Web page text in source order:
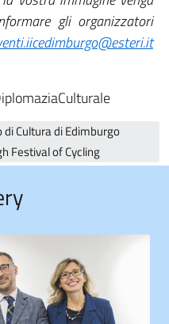
gli organizzatori
Cultura di Edimburgo
Festival of Cycling